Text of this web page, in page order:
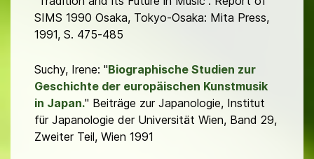
SIMS 1990 Osaka, Tokyo-Osaka: Mita Press,
1991, S. 475-485
Suchy, Irene: "Biographische Studien zur
Geschichte der europäischen Kunstmusik
in Japan." Beiträge zur Japanologie, Institut
für Japanologie der Universität Wien, Band 29,
Zweiter Teil, Wien 1991